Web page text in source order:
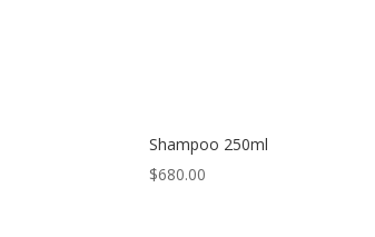
Shampoo 250ml
$680.00